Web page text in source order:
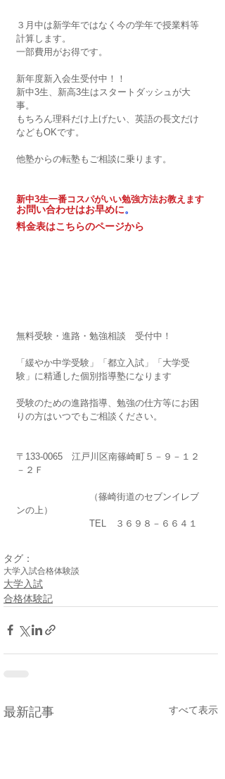
３月中は新学年ではなく今の学年で授業料等
計算します。
一部費用がお得です。
新年度新入会生受付中！！
新中3生、新高3生はスタートダッシュが大
事。
もちろん理科だけ上げたい、英語の長文だけ
などもOKです。
他塾からの転塾もご相談に乗ります。
新中3生一番コスパがいい勉強方法お教えます
お問い合わせはお早めに。
料金表はこちらのページから
無料受験・進路・勉強相談　受付中！
「緩やか中学受験」「都立入試」「大学受
験」に精通した個別指導塾になります
受験のための進路指導、勉強の仕方等にお困
りの方はいつでもご相談ください。
〒133-0065　江戸川区南篠崎町５－９－１２
－２Ｆ
（篠崎街道のセブンイレブ
ンの上）
TEL　３６９８－６６４１
タグ：
大学入試合格体験談
大学入試
合格体験記
最新記事 すべて表示